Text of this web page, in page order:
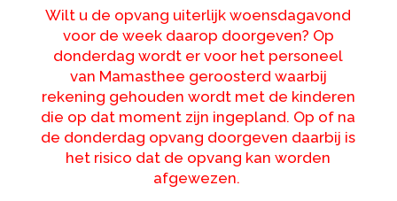
Wilt u de opvang uiterlijk woensdagavond
voor de week daarop doorgeven? Op
donderdag wordt er voor het personeel
van Mamasthee geroosterd waarbij
rekening gehouden wordt met de kinderen
die op dat moment zijn ingepland. Op of na
de donderdag opvang doorgeven daarbij is
het risico dat de opvang kan worden
afgewezen.